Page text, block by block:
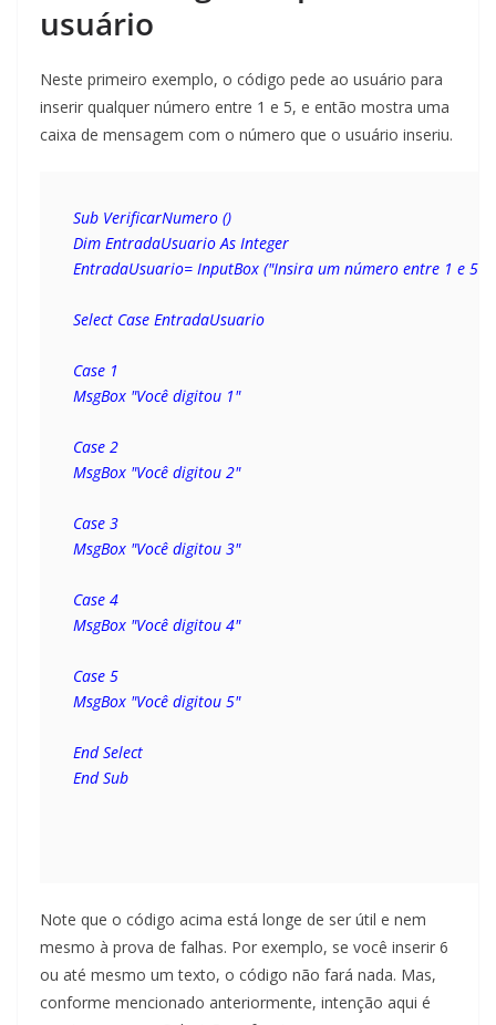
usuário
Neste primeiro exemplo, o código pede ao usuário para
inserir qualquer número entre 1 e 5, e então mostra uma
caixa de mensagem com o número que o usuário inseriu.
Sub VerificarNumero ()
Dim EntradaUsuario As Integer
EntradaUsuario= InputBox ("Insira um número entre 1 e 5")
Select Case EntradaUsuario
Case 1
Case 2
MsgBox "Você digitou 2"
Case 3
MsgBox "Você digitou 3"
Case 4
MsgBox "Você digitou 4"
Case 5
MsgBox "Você digitou 5"
End Select
Note que o código acima está longe de ser útil e nem
mesmo à prova de falhas. Por exemplo, se você inserir 6
ou até mesmo um texto, o código não fará nada. Mas,
conforme mencionado anteriormente, intenção aqui é